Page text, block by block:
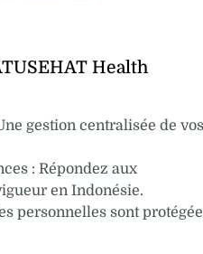
Health
gestion centralisée de vos
: Répondez aux
en Indonésie.
personnelles sont